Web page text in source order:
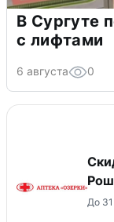
В Сургуте
с лифтами
6 августа 0
До